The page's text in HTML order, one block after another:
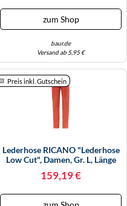
Echtem Leder (13108834-L)
Cognac
zum Shop
baur.de
Versand ab 5,95 €
Preis inkl. Gutschein
Lederhose RICANO "Lederhose
Low Cut", Damen, Gr. L, Länge
Lammnappaleder LANA.,
Aus Echtem Leder (58432929-L)
159,19 €